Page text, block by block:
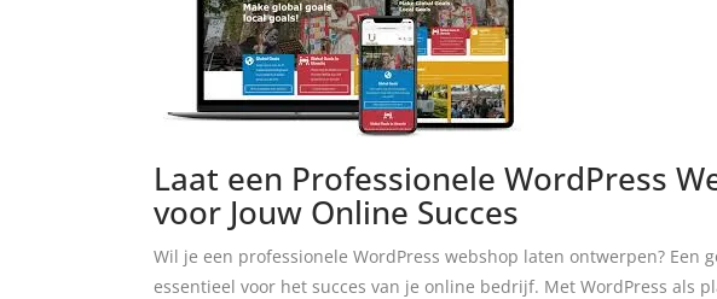
Laat een Professionele WordPress
voor Jouw Online Succes
Wil je een professionele WordPress webshop laten ontwerpen? Een
essentieel voor het succes van je online bedrijf. Met WordPress als